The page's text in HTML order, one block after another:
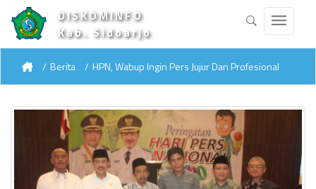
DISKOMINFO
Kab. Sidoarjo
Berita HPN, Wabup Ingin Pers Jujur Dan Profesional